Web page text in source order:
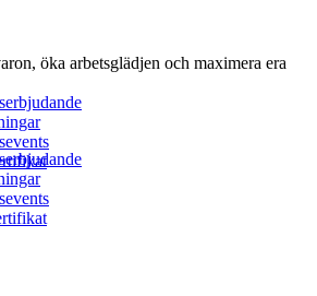
öka arbetsglädjen och maximera era